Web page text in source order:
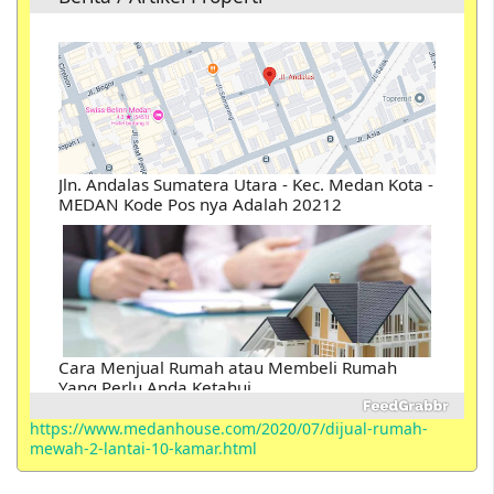
Cara Menjual Rumah atau Membeli Rumah
Yang Perlu Anda Ketahui
Perbedaan Istilah Kondotel , Hotel, Hostel ,
Motel, Losmen, Homestay, Resort, Guest House,
Villa, Suite, Inn dan Serviced Apartements
https://www.medanhouse.com/2020/07/dijual-rumah-
mewah-2-lantai-10-kamar.html